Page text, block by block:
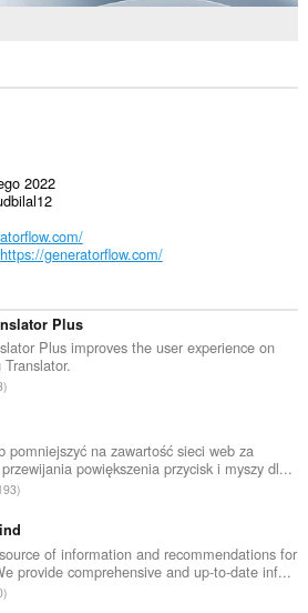
2022
https://generatorflow.com/
Plus
Plus improves the user experience on
pomniejszyć na zawartość sieci web za
powiększenia przycisk i myszy dl...
of information and recommendations for
provide comprehensive and up-to-date inf...